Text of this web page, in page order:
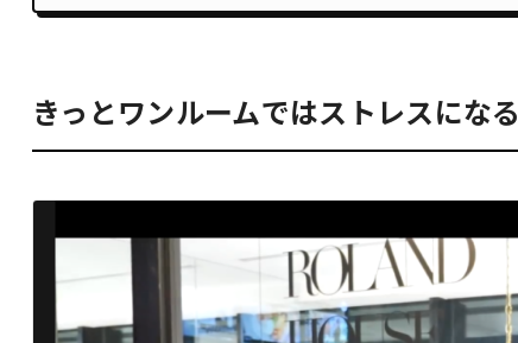
きっとワンルームではストレスになる